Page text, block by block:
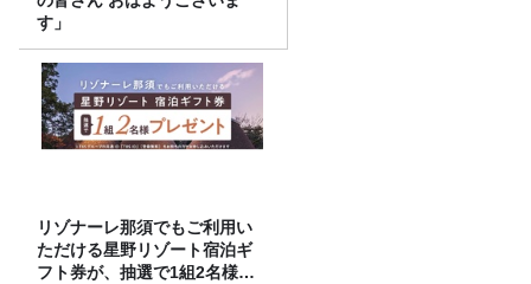
す」
リゾナーレ那須でもご利用い
ただける星野リゾート宿泊ギ
フト券が、抽選で1組2名様に